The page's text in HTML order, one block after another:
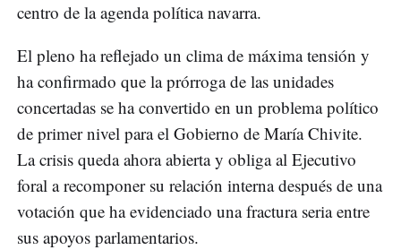
centro de la agenda política navarra.
El pleno ha reflejado un clima de máxima tensión y
ha confirmado que la prórroga de las unidades
concertadas se ha convertido en un problema político
de primer nivel para el Gobierno de María Chivite.
La crisis queda ahora abierta y obliga al Ejecutivo
foral a recomponer su relación interna después de una
votación que ha evidenciado una fractura seria entre
sus apoyos parlamentarios.